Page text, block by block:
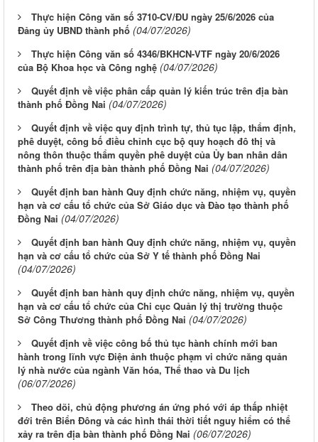
Thực hiện Công văn số 3710-CV/ĐU ngày 25/6/2026 của
Đảng ủy UBND thành phố (04/07/2026)
Thực hiện Công văn số 4346/BKHCN-VTF ngày 20/6/2026
của Bộ Khoa học và Công nghệ (04/07/2026)
Quyết định về việc phân cấp quản lý kiến trúc trên địa bàn
thành phố Đồng Nai (04/07/2026)
Quyết định về việc quy định trình tự, thủ tục lập, thẩm định,
phê duyệt, công bố điều chỉnh cục bộ quy hoạch đô thị và
nông thôn thuộc thẩm quyền phê duyệt của Ủy ban nhân dân
thành phố trên địa bàn thành phố Đồng Nai (04/07/2026)
Quyết định ban hành Quy định chức năng, nhiệm vụ, quyền
hạn và cơ cấu tổ chức của Sở Giáo dục và Đào tạo thành phố
Đồng Nai (04/07/2026)
Quyết định ban hành Quy định chức năng, nhiệm vụ, quyền
hạn và cơ cấu tổ chức của Sở Y tế thành phố Đồng Nai
(04/07/2026)
Quyết định ban hành quy định chức năng, nhiệm vụ, quyền
hạn và cơ cấu tổ chức của Chi cục Quản lý thị trường thuộc
Sở Công Thương thành phố Đồng Nai (04/07/2026)
Quyết định về việc công bố thủ tục hành chính mới ban
hành trong lĩnh vực Điện ảnh thuộc phạm vi chức năng quản
lý nhà nước của ngành Văn hóa, Thể thao và Du lịch
(06/07/2026)
Theo dõi, chủ động phương án ứng phó với áp thấp nhiệt
đới trên Biển Đông và các hình thái thời tiết nguy hiểm có thể
xảy ra trên địa bàn thành phố Đồng Nai (06/07/2026)